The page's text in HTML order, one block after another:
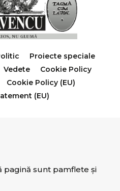
Proiecte speciale
Vedete
Cookie Policy
Cookie Policy (EU)
(EU)
pagină sunt pamflete şi